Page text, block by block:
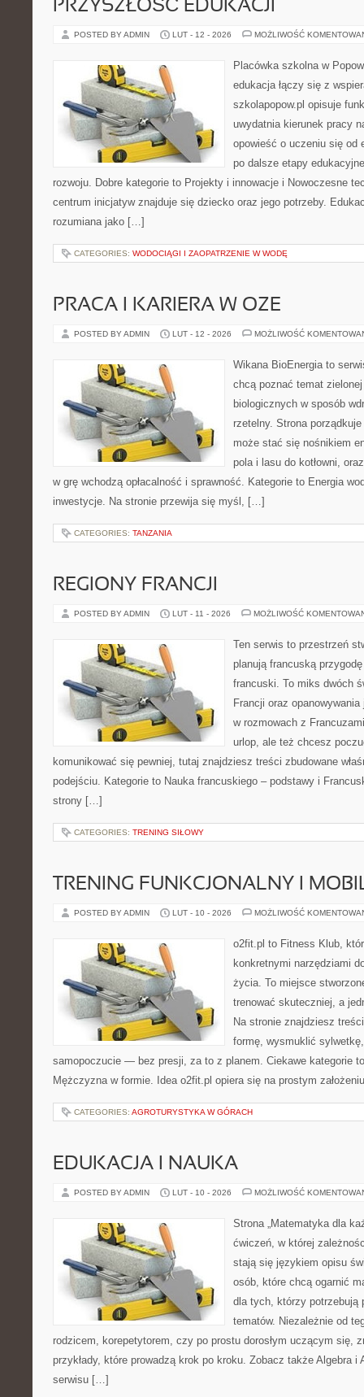
PRZYSZŁOŚĆ EDUKACJI
POSTED BY ADMIN LUT - 12 - 2026 MOŻLIWOŚĆ
Placówka szkolna w
edukacja łączy się z
szkolapopow.pl opisuje
uwydatnia kierunek pracy
opowieść o uczeniu się od
po dalsze etapy
rozwoju. Dobre kategorie to Projekty i innowacje i Nowoczesne
centrum inicjatyw znajduje się dziecko oraz jego potrzeby.
rozumiana jako […]
CATEGORIES: WODOCIĄGI I ZAOPATRZENIE W WODĘ
PRACA I KARIERA W OZE
POSTED BY ADMIN LUT - 12 - 2026 MOŻLIWOŚĆ
Wikana BioEnergia to
chcą poznać temat
biologicznych w sposób
rzetelny. Strona
może stać się nośnikiem
pola i lasu do kotłowni,
w grę wchodzą opłacalność i sprawność. Kategorie to Energia
inwestycje. Na stronie przewija się myśl, […]
CATEGORIES: TANZANIA
REGIONY FRANCJI
POSTED BY ADMIN LUT - 11 - 2026 MOŻLIWOŚĆ
Ten serwis to przestrzeń
planują francuską
francuski. To miks dwóch
Francji oraz
w rozmowach z
urlop, ale też chcesz
komunikować się pewniej, tutaj znajdziesz treści zbudowane
podejściu. Kategorie to Nauka francuskiego – podstawy i
strony […]
CATEGORIES: TRENING SIŁOWY
TRENING FUNKCJONALNY I
POSTED BY ADMIN LUT - 10 - 2026 MOŻLIWOŚĆ
o2fit.pl to Fitness Klub,
konkretnymi narzędziami
życia. To miejsce
trenować skuteczniej, a
Na stronie znajdziesz
formę, wysmuklić
samopoczucie — bez presji, za to z planem. Ciekawe kategorie
Mężczyzna w formie. Idea o2fit.pl opiera się na prostym
CATEGORIES: AGROTURYSTYKA W GÓRACH
EDUKACJA I NAUKA
POSTED BY ADMIN LUT - 10 - 2026 MOŻLIWOŚĆ
Strona „Matematyka dla
ćwiczeń, w której
stają się językiem opisu
osób, które chcą ogarnić
dla tych, którzy potrzebują
tematów. Niezależnie od
rodzicem, korepetytorem, czy po prostu dorosłym uczącym się,
przykłady, które prowadzą krok po kroku. Zobacz także Algebra
serwisu […]